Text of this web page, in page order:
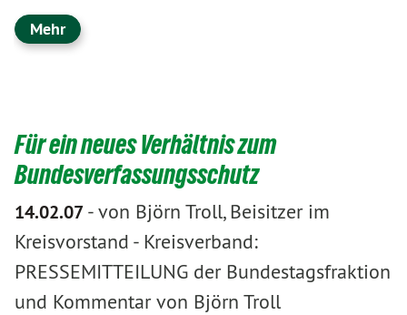
Mehr
Für ein neues Verhältnis zum
Bundesverfassungsschutz
14.02.07-von Björn Troll, Beisitzer im
Kreisvorstand - Kreisverband:
PRESSEMITTEILUNG der Bundestagsfraktion
und Kommentar von Björn Troll